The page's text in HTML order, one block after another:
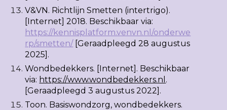
V&VN. Richtlijn Smetten (intertrigo).
[Internet] 2018. Beschikbaar via:
https://kennisplatform.venvn.nl/onderwe
rp/smetten/[Geraadpleegd 28 augustus
2025].
Wondbedekkers. [Internet]. Beschikbaar
via: https://www.wondbedekkers.nl .
[Geraadpleegd 3 augustus 2022].
Toon. Basiswondzorg, wondbedekkers.